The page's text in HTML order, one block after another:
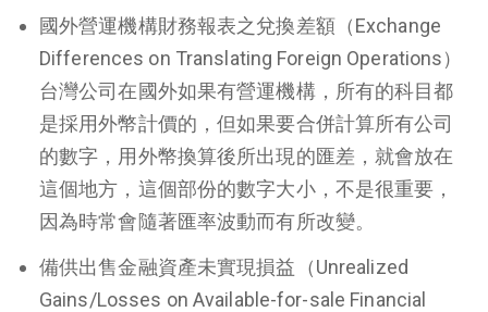
國外營運機構財務報表之兌換差額（Exchange
Differences on Translating Foreign Operations）
台灣公司在國外如果有營運機構，所有的科目都
是採用外幣計價的，但如果要合併計算所有公司
的數字，用外幣換算後所出現的匯差，就會放在
這個地方，這個部份的數字大小，不是很重要，
因為時常會隨著匯率波動而有所改變。
備供出售金融資產未實現損益（Unrealized
Gains/Losses on Available-for-sale Financial